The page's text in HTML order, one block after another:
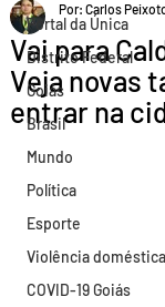
Portal da Única
Distrito Federal
Goiás
Brasil
Mundo
Política
Esporte
Violência doméstica
COVID-19 Goiás
Vai para
Veja novas
entrar na
Por: Carlos